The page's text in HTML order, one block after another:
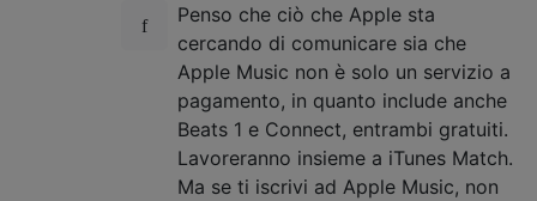
Penso che ciò che Apple sta
cercando di comunicare sia che
Apple Music non è solo un servizio a
pagamento, in quanto include anche
Beats 1 e Connect, entrambi gratuiti.
Lavoreranno insieme a iTunes Match.
Ma se ti iscrivi ad Apple Music, non